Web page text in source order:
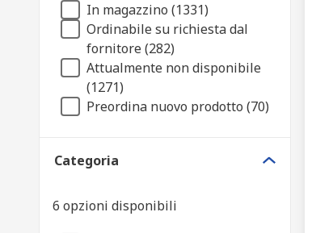
In magazzino (1331)
Ordinabile su richiesta dal
fornitore (282)
Attualmente non disponibile
(1271)
Preordina nuovo prodotto (70)
Categoria
6 opzioni disponibili